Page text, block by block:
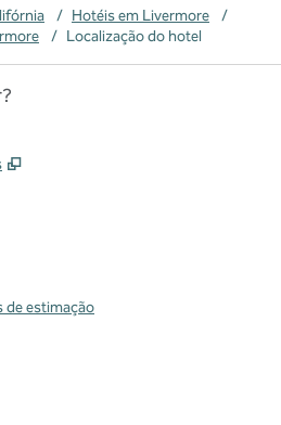
/ Hotéis em Livermore
/
/ Localização do hotel
,
de estimação